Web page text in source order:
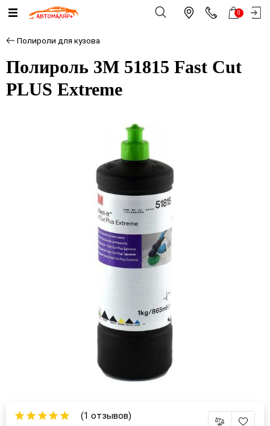
0
Полироли для кузова
Полироль 3M 51815 Fast Cut
PLUS Extreme
(1 отзывов)